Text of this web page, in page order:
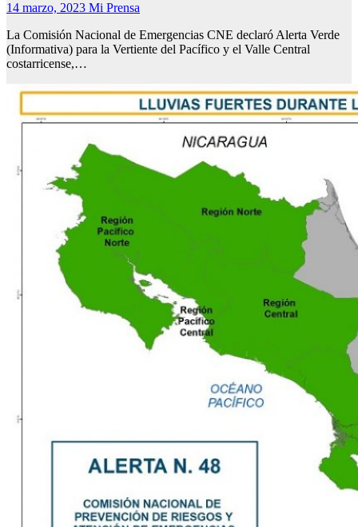
14 marzo, 2023 Mi Prensa
La Comisión Nacional de Emergencias CNE declaró Alerta Verde
(Informativa) para la Vertiente del Pacífico y el Valle Central
costarricense,…